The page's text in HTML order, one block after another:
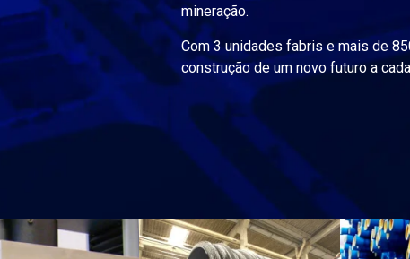
mineração.
Com 3 unidades fabris e mais de
construção de um novo futuro a